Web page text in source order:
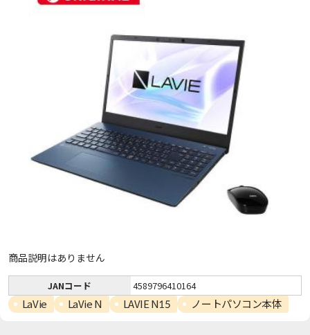
商品説明はありません
JANコード 4589796410164
LaVie LaVie N LAVIE N15 ノートパソコン本体